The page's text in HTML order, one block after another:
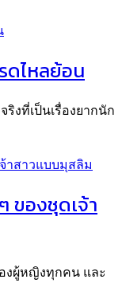
ดไหลย้อน
ริงที่เป็นเรื่องยากนัก
ของชุดเจ้า
งผู้หญิงทุกคน และ